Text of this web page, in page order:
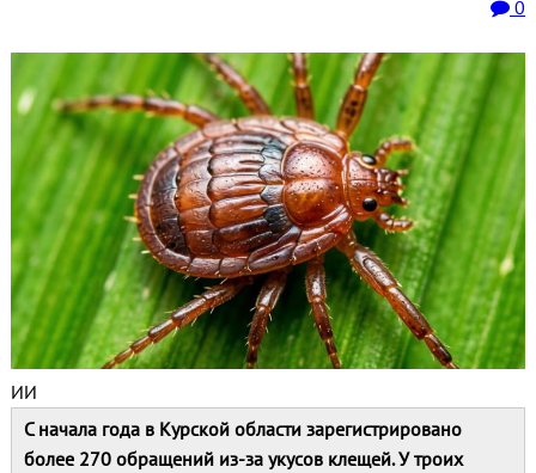
0
ИИ
С начала года в Курской области зарегистрировано
более 270 обращений из‑за укусов клещей. У троих